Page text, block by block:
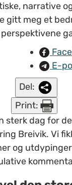
narrative
gitt meg et
E-
Del:
Print:
sterk dag for
Breivik. Vi
og